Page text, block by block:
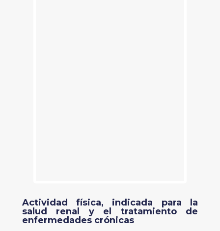
Actividad física, indicada para la
salud renal y el tratamiento de
enfermedades crónicas